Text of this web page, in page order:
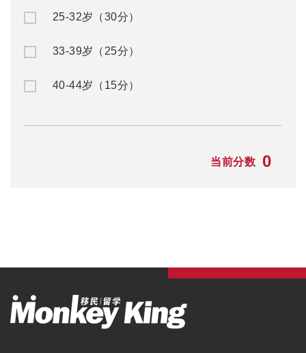
25-32岁（30分）
33-39岁（25分）
40-44岁（15分）
当前分数 0